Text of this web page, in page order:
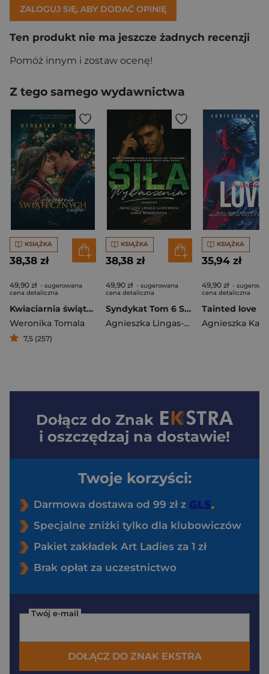
ZALOGUJ SIĘ, ABY DODAĆ OPINIĘ
Ten produkt nie ma jeszcze żadnych recenzji
Pomóż innym i zostaw ocenę!
Z tego samego wydawnictwa
KSIĄŻKA
38,38 zł
49,90 zł - sugerowana
cena detaliczna
Kwiaciarnia świątecznych cudów
Weronika Tomala
7,5 (257)
KSIĄŻKA
38,38 zł
49,90 zł - sugerowana
cena detaliczna
Syndykat Tom 6 Siła wybaczenia
Agnieszka Lingas-Łoniewska
,Anna
KSIĄŻKA
35,94 zł
49,90 zł -
cena detaliczna
Tainted love
Agnieszka
Dołącz do Znak
i oszczędzaj na dostawie!
Twoje korzyści:
Darmowa dostawa od 99 zł z
Specjalne zniżki tylko dla klubowiczów
Pakiet zakładek Art Ladies za 1 zł
Brak opłat za uczestnictwo
Twój e-mail
DOŁĄCZ DO ZNAK EKSTRA